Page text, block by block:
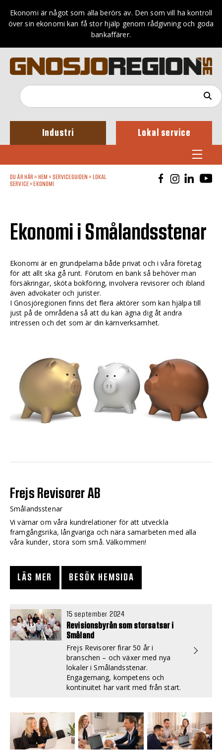
Ekonomi är något som alla berörs av. Den som vill ha kontroll
över sin ekonomi kan få stor hjälp genom rådgivning och goda
bankaffärer.
Industri Lokal service
DU ÄR HÄR » HEM » SERVICEGUIDEN »
LOKAL
SERVICE» EKONOMI
Ekonomi i Smålandsstenar
Ekonomi är en grundpelarna både privat och i våra företag
för att allt ska gå runt. Förutom en bank så behöver man
försäkringar, sköta bokföring, involvera revisorer och ibland
även advokater och jurister.
I Gnosjöregionen finns det flera aktörer som kan hjälpa till
just på de områdena så att du kan ägna dig åt andra
intressen och det som är din kärnverksamhet.
Frejs Revisorer AB
Smålandsstenar
Vi värnar om våra kundrelationer för att utveckla
framgångsrika, långvariga och nära samarbeten med alla
våra kunder, stora som små. Välkommen!
LÄS MER BESÖK HEMSIDA
15 september 2024
Revisionsbyrån som storsatsar i
Småland
Frejs Revisorer firar 50 år i
branschen – och växer med nya
lokaler i Smålandsstenar.
Engagemang, kompetens och
kontinuitet har varit med från start.